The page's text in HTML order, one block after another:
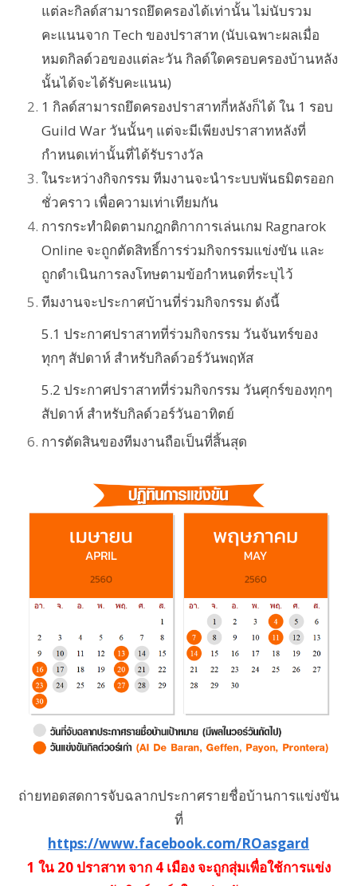
แต่ละกิลด์สามารถยึดครองได้เท่านั้น ไม่นับรวม
คะแนนจาก Tech ของปราสาท (นับเฉพาะผลเมื่อ
หมดกิลด์วอของแต่ละวัน กิลด์ใดครอบครองบ้านหลัง
นั้นได้จะได้รับคะแนน)
1 กิลด์สามารถยึดครองปราสาทกี่หลังก็ได้ ใน 1 รอบ
Guild War วันนั้นๆ แต่จะมีเพียงปราสาทหลังที่
กำหนดเท่านั้นที่ได้รับรางวัล
ในระหว่างกิจกรรม ทีมงานจะนำระบบพันธมิตรออก
ชั่วคราว เพื่อความเท่าเทียมกัน
การกระทำผิดตามกฎกติกาการเล่นเกม Ragnarok
Online จะถูกตัดสิทธิ์การร่วมกิจกรรมแข่งขัน และ
ถูกดำเนินการลงโทษตามข้อกำหนดที่ระบุไว้
ทีมงานจะประกาศบ้านที่ร่วมกิจกรรม ดังนี้
5.1 ประกาศปราสาทที่ร่วมกิจกรรม วันจันทร์ของ
ทุกๆ สัปดาห์ สำหรับกิลด์วอร์วันพฤหัส
5.2 ประกาศปราสาทที่ร่วมกิจกรรม วันศุกร์ของทุกๆ
สัปดาห์ สำหรับกิลด์วอร์วันอาทิตย์
การตัดสินของทีมงานถือเป็นที่สิ้นสุด
ถ่ายทอดสดการจับฉลากประกาศรายชื่อบ้านการแข่งขัน
ที่
https://www.facebook.com/ROasgard
1 ใน 20 ปราสาท จาก 4 เมือง จะถูกสุ่มเพื่อใช้การแข่ง